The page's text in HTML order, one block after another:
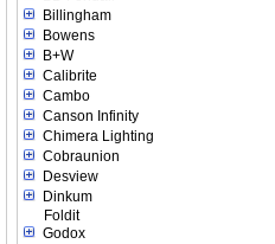
Billingham
Bowens
B+W
Calibrite
Cambo
Canson Infinity
Chimera Lighting
Cobraunion
Desview
Dinkum
Foldit
Godox